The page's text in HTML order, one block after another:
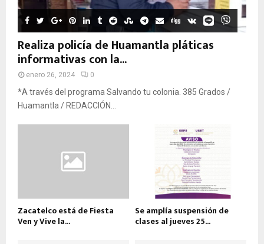
Realiza policía de Huamantla pláticas
informativas con la...
enero 26, 2024 0
*A través del programa Salvando tu colonia. 385 Grados /
Huamantla / REDACCIÓN...
Zacatelco está de Fiesta
Ven y Vive la...
Se amplía suspensión de
clases al jueves 25...